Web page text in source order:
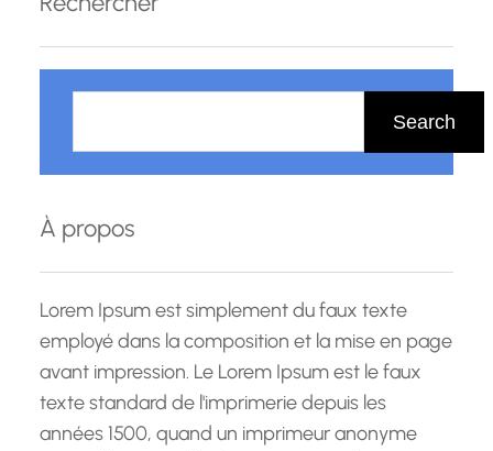
h
r
c
h
Search
À propos
Lorem Ipsum est simplement du faux texte
employé dans la composition et la mise en page
avant impression. Le Lorem Ipsum est le faux
texte standard de l'imprimerie depuis les
années 1500, quand un imprimeur anonyme